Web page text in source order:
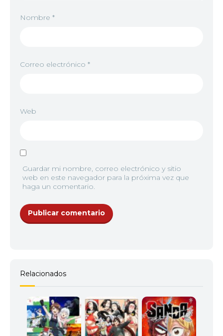
Nombre *
Correo electrónico *
Web
Guardar mi nombre, correo electrónico y sitio
web en este navegador para la próxima vez que
haga un comentario.
Relacionados